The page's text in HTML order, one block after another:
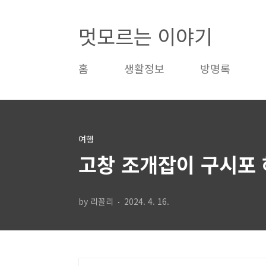
멋모르는 이야기
홈 생활정보 방명록
여행
고창 조개잡이 구시포
by 리꼴리 2024. 4. 16.